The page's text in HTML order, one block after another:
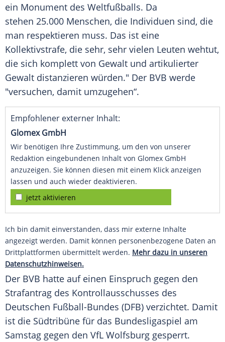
ein Monument des Weltfußballs. Da
stehen 25.000 Menschen, die Individuen sind, die
man respektieren muss. Das ist eine
Kollektivstrafe, die sehr, sehr vielen Leuten wehtut,
die sich komplett von Gewalt und artikulierter
Gewalt distanzieren würden." Der BVB werde
"versuchen, damit umzugehen“.
Empfohlener externer Inhalt:
Glomex GmbH
Wir benötigen Ihre Zustimmung, um den von unserer
Redaktion eingebundenen Inhalt von Glomex GmbH
anzuzeigen. Sie können diesen mit einem Klick anzeigen
lassen und auch wieder deaktivieren.
jetzt aktivieren
Ich bin damit einverstanden, dass mir externe Inhalte
angezeigt werden. Damit können personenbezogene Daten an
Drittplattformen übermittelt werden. Mehr dazu in unseren
Datenschutzhinweisen.
Der BVB hatte auf einen Einspruch gegen den
Strafantrag des Kontrollausschusses des
Deutschen Fußball-Bundes (DFB) verzichtet. Damit
ist die Südtribüne für das Bundesligaspiel am
Samstag gegen den VfL Wolfsburg gesperrt.